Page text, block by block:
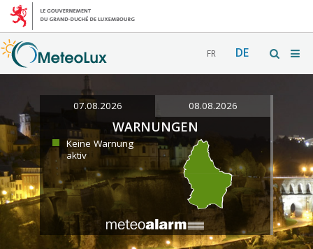
FR DE
07.08.2026 08.08.2026
WARNUNGEN
Keine Warnung
aktiv